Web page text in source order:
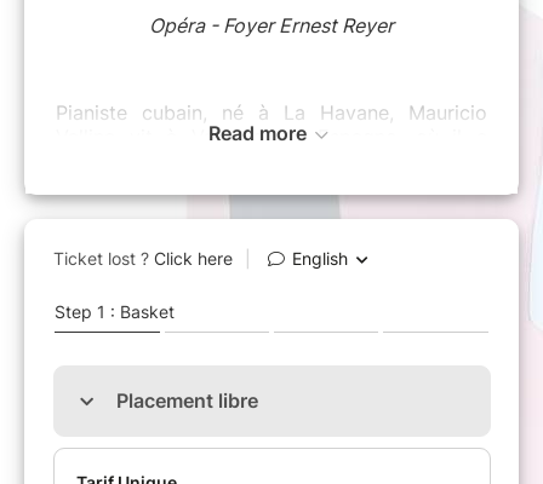
Opéra - Foyer Ernest Reyer
Pianiste cubain, né à La Havane, Mauricio
Vallina vit à Valence, en Espagne, où il a
magique, il s’est perfectionné au
Conservatoire royal de Madrid. Sa rencontre
souvent joué à deux pianos et demeurent des
amis proches.
Vallina a construit un programme
autour de Franz Liszt qui pourrait avoir pour
titre : « Quelles vies après la mort ? »
Read more